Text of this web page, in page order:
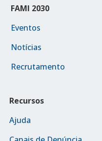
FAMI 2030
Eventos
Notícias
Recrutamento
Recursos
Ajuda